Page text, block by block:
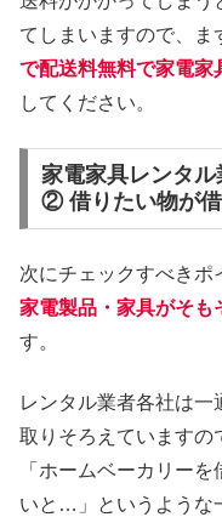
てしまいますので、ま
で配送料無料で家電家
してください。
家電家具レンタ
② 借りたい物が
次にチェックすべきポ
家電製品・家具がそも
す。
レンタル業者各社は
取りそろえていますの
「ホームベーカリー
いと…」というような